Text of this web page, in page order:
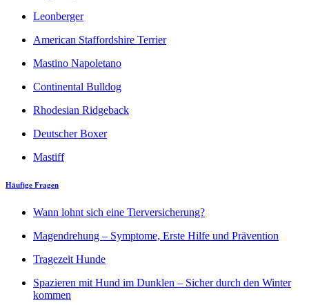
Leonberger
American Staffordshire Terrier
Mastino Napoletano
Continental Bulldog
Rhodesian Ridgeback
Deutscher Boxer
Mastiff
Häufige Fragen
Wann lohnt sich eine Tierversicherung?
Magendrehung – Symptome, Erste Hilfe und Prävention
Tragezeit Hunde
Spazieren mit Hund im Dunklen – Sicher durch den Winter
kommen